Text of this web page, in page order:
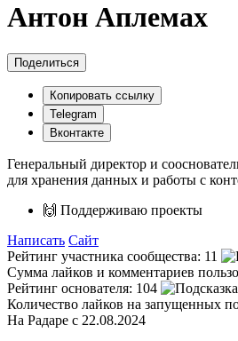
Антон Аплемах
Поделиться
Копировать ссылку
Telegram
Вконтакте
Генеральный директор и
для хранения данных и работы с
🙌 Поддерживаю проекты
Написать Сайт
Рейтинг участника сообщества: 11
Сумма лайков и комментариев
Рейтинг основателя: 104
Количество лайков на запущенных
На Радаре с 22.08.2024